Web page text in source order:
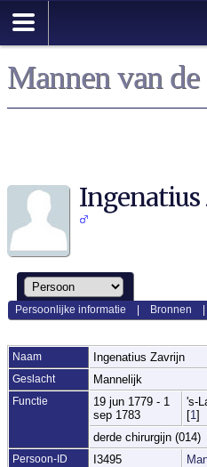
Mannen van
Persoonlijke informatie Bronnen
Naam Ingenatius Zavrijn
Geslacht Mannelijk
Functie
19 jun 1779 - 1
sep 1783
's-
[1 ]
derde chirurgijn (014)
Persoon-ID I3495